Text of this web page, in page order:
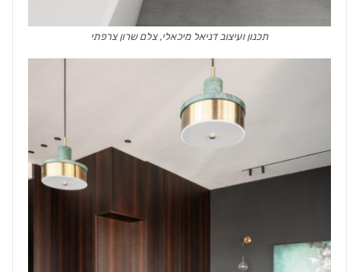
תכנון ועיצוב דניאל מיכאלי, צלם שרון צרפתי